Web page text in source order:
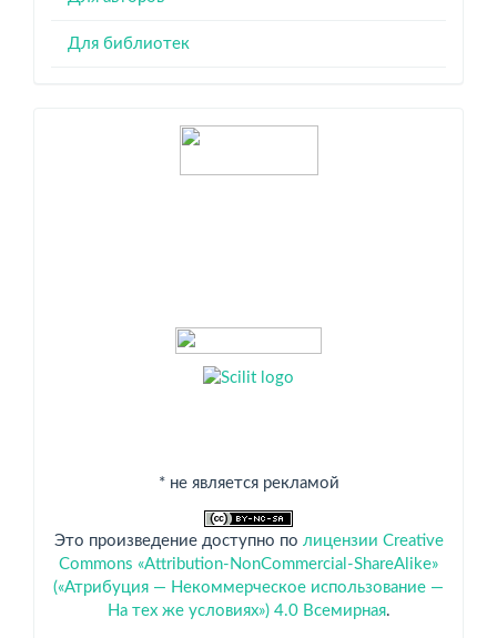
Для библиотек
* не является рекламой
Это произведение доступно по лицензии Creative
Commons «Attribution-NonCommercial-ShareAlike»
(«Атрибуция — Некоммерческое использование —
На тех же условиях») 4.0 Всемирная.